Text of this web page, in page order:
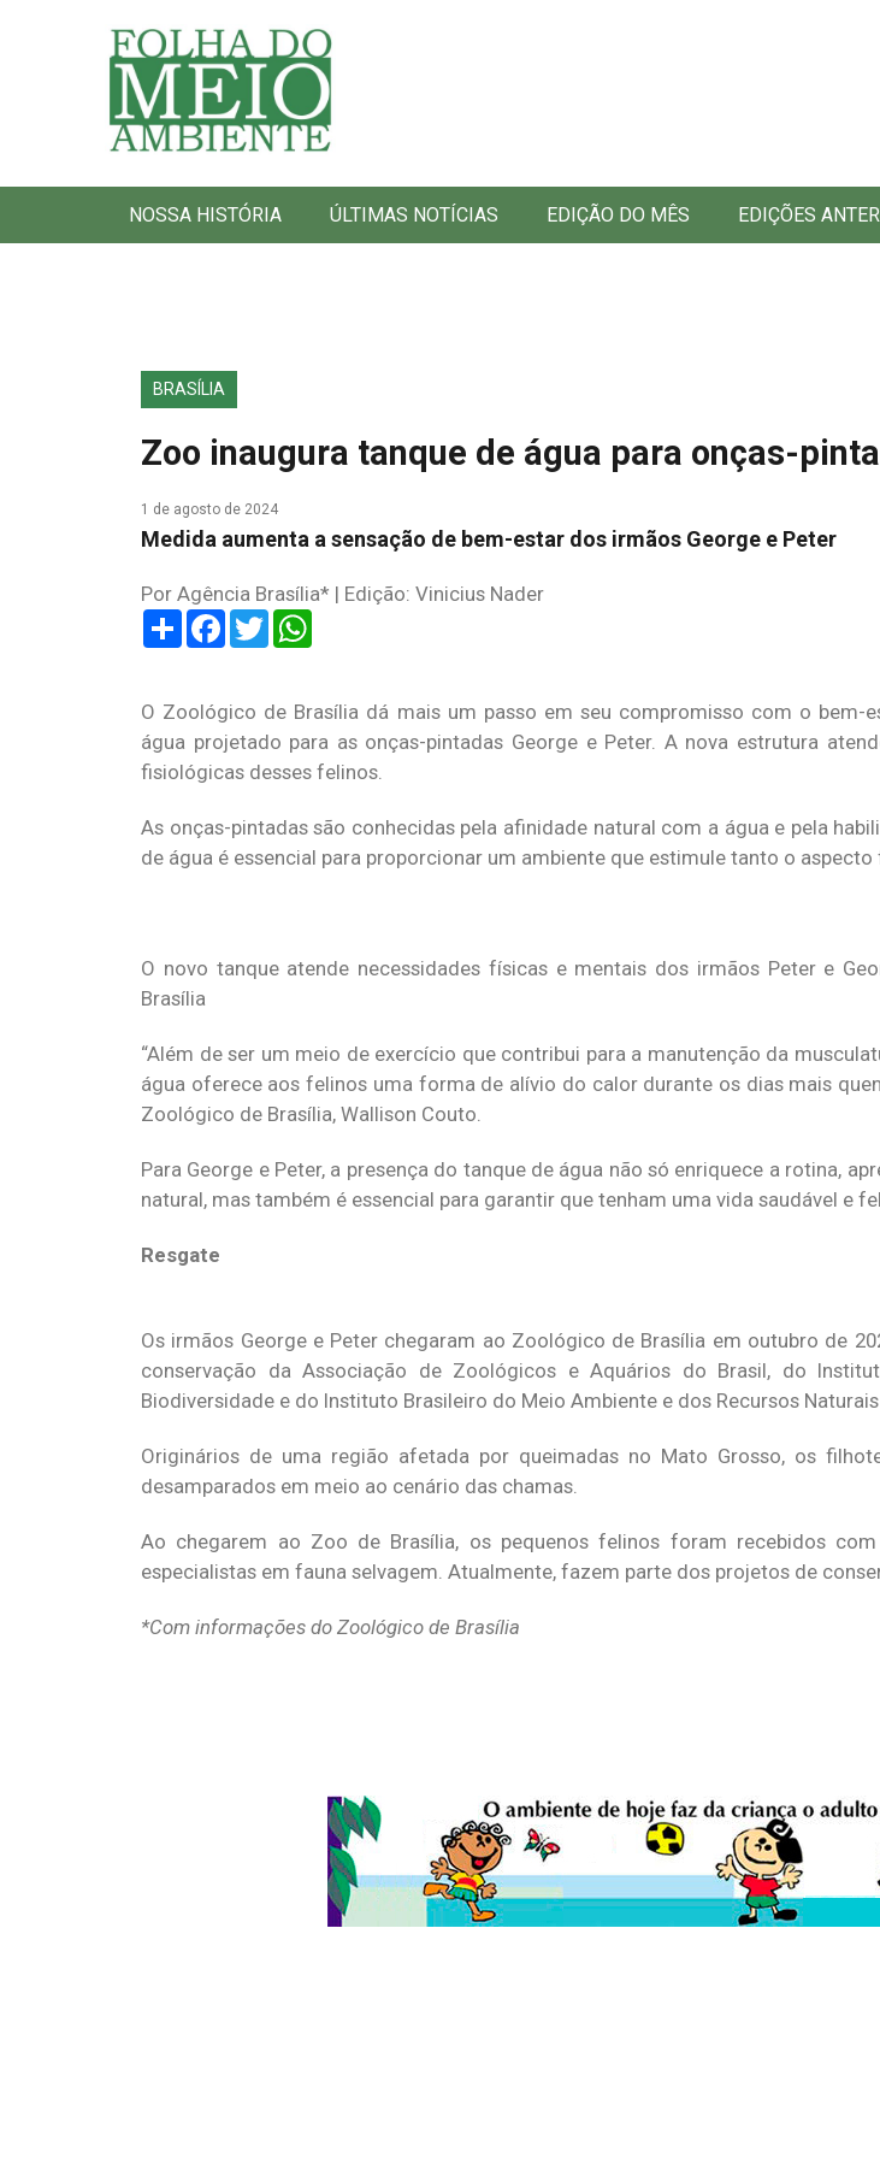
Folha do Meio Ambiente
NOSSA HISTÓRIA ÚLTIMAS NOTÍCIAS EDIÇÃO DO MÊS EDIÇÕES
BRASÍLIA
Zoo inaugura tanque de água para onças-
1 de agosto de 2024
Medida aumenta a sensação de bem-estar dos irmãos George e Peter
Por Agência Brasília* | Edição: Vinicius Nader
ShareFacebook
Twitter
O Zoológico de Brasília dá mais um passo em seu compromisso com o bem-
água projetado para as onças-pintadas George e Peter. A nova estrutura
fisiológicas desses felinos.
As onças-pintadas são conhecidas pela afinidade natural com a água e pela
de água é essencial para proporcionar um ambiente que estimule tanto o
O novo tanque atende necessidades físicas e mentais dos irmãos Peter e
Brasília
“Além de ser um meio de exercício que contribui para a manutenção da
água oferece aos felinos uma forma de alívio do calor durante os dias mais
Zoológico de Brasília, Wallison Couto.
Para George e Peter, a presença do tanque de água não só enriquece a rotina,
natural, mas também é essencial para garantir que tenham uma vida saudável e
Resgate
Os irmãos George e Peter chegaram ao Zoológico de Brasília em outubro de
conservação da Associação de Zoológicos e Aquários do Brasil, do
Biodiversidade e do Instituto Brasileiro do Meio Ambiente e dos Recursos Naturais
Originários de uma região afetada por queimadas no Mato Grosso, os
desamparados em meio ao cenário das chamas.
Ao chegarem ao Zoo de Brasília, os pequenos felinos foram recebidos
especialistas em fauna selvagem. Atualmente, fazem parte dos projetos de
*Com informações do Zoológico de Brasília